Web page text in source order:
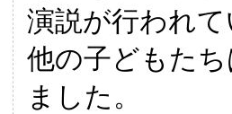
演説が行われ
他の子どもた
ました。